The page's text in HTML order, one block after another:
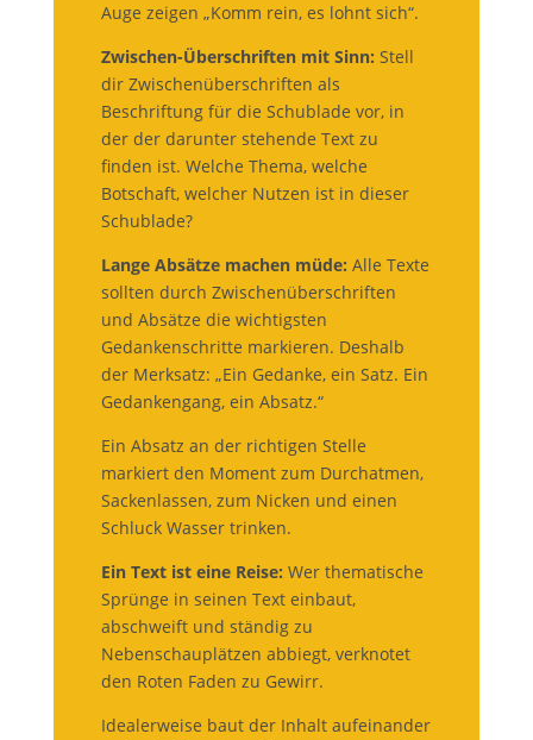
Auge zeigen „Komm rein, es lohnt sich“.
Zwischen-Überschriften mit Sinn: Stell
dir Zwischenüberschriften als
Beschriftung für die Schublade vor, in
der der darunter stehende Text zu
finden ist. Welche Thema, welche
Botschaft, welcher Nutzen ist in dieser
Schublade?
Lange Absätze machen müde: Alle Texte
sollten durch Zwischenüberschriften
und Absätze die wichtigsten
Gedankenschritte markieren. Deshalb
der Merksatz: „Ein Gedanke, ein Satz. Ein
Gedankengang, ein Absatz.“
Ein Absatz an der richtigen Stelle
markiert den Moment zum Durchatmen,
Sackenlassen, zum Nicken und einen
Schluck Wasser trinken.
Ein Text ist eine Reise: Wer thematische
Sprünge in seinen Text einbaut,
abschweift und ständig zu
Nebenschauplätzen abbiegt, verknotet
den Roten Faden zu Gewirr.
Idealerweise baut der Inhalt aufeinander